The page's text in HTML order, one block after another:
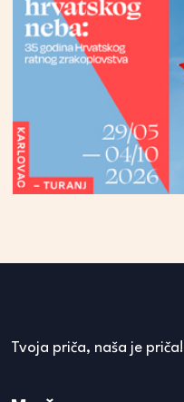
Tvoja priča, naša je priča!